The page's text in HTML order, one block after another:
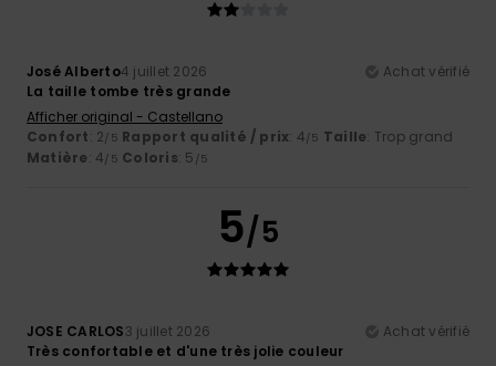
José Alberto4 juillet 2026
Achat vérifié
La taille tombe très grande
Afficher original - Castellano
Confort: 2/5 Rapport qualité / prix: 4/5 Taille: Trop grand
Matière: 4/5 Coloris: 5 /5
5/5
JOSE CARLOS3 juillet 2026
Achat vérifié
Très confortable et d'une très jolie couleur